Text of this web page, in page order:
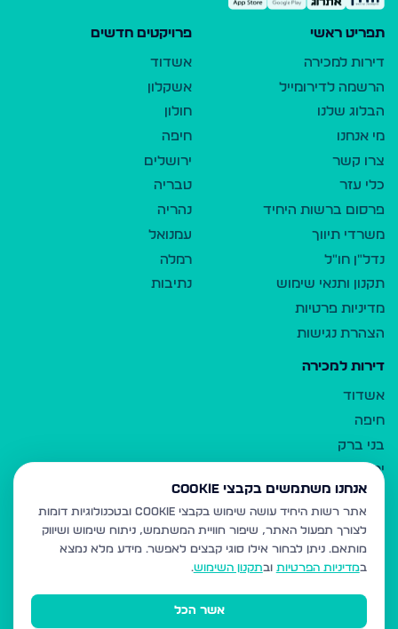
תפריט ראשי
דירות למכירה
הרשמה לדירומייל
הבלוג שלנו
מי אנחנו
צרו קשר
כלי עזר
פרסום ברשות היחיד
משרדי תיווך
נדל"ן חו"ל
תקנון ותנאי שימוש
מדיניות פרטיות
הצהרת נגישות
פרויקטים חדשים
אשדוד
אשקלון
חולון
חיפה
ירושלים
טבריה
נהריה
עמנואל
רמלה
נתיבות
דירות למכירה
אשדוד
חיפה
בני ברק
ירושלים
אלעד
גבעת זאב
בית שמש
רכסים
מודיעין עילית
אנחנו משתמשים בקבצי Cookie
אתר רשות היחיד עושה שימוש בקבצי Cookie ובטכנולוגיות דומות
לצורך תפעול האתר, שיפור חוויית המשתמש, ניתוח שימוש ושיווק
מותאם. ניתן לבחור אילו סוגי קבצים לאפשר. מידע מלא נמצא
במדיניות הפרטיות ובתקנון השימוש.
אשר הכל